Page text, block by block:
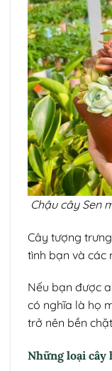
Chậu cây Sen
Cây tượng
tình bạn và các
Nếu bạn được
có nghĩa là họ
trở nên bền
Những loại